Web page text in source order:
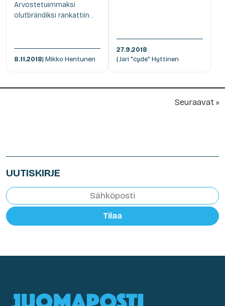
Arvostetuimmaksi
olutbrändiksi rankattiin...
8.11.2018| Mikko Hentunen
27.9.2018
| Jari "cyde" Hyttinen
Seuraavat »
UUTISKIRJE
Tilaa